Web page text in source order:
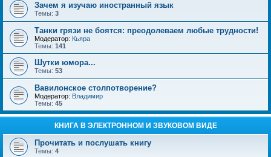
Зачем я изучаю иностранный язык
Темы: 3
Танки грязи не боятся: преодолеваем любые трудности!
Модератор: Кьяра
Темы: 141
Шутки юмора...
Темы: 53
Вавилонское столпотворение?
Модератор: Владимир
Темы: 45
КНИГА В ЭЛЕКТРОННОМ И ЗВУКОВОМ ВИДЕ
Прочитать и послушать книгу
Темы: 4